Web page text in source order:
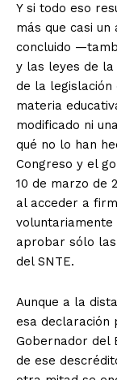
Y si todo eso
más que casi
concluido
y las leyes de
de la
materia
modificado ni
qué no lo han
Congreso y el
10 de marzo de
al acceder a
aprobar sólo las
del SNTE.
Aunque a la
esa declaración
Gobernador del
de ese